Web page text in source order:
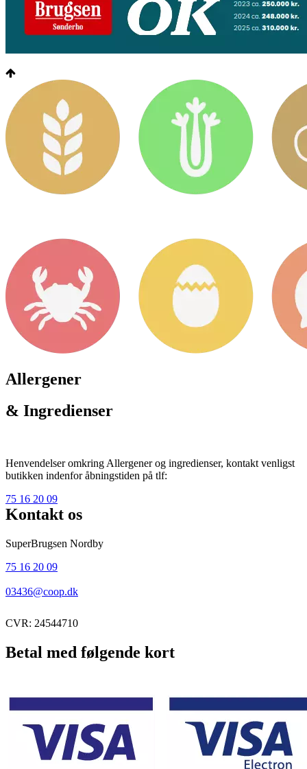
Allergener
& Ingredienser
Henvendelser omkring Allergener og ingredienser, kontakt venligst
butikken indenfor åbningstiden på tlf:
75 16 20 09
Kontakt os
SuperBrugsen Nordby
75 16 20 09
03436@coop.dk
CVR: 24544710
Betal med følgende kort